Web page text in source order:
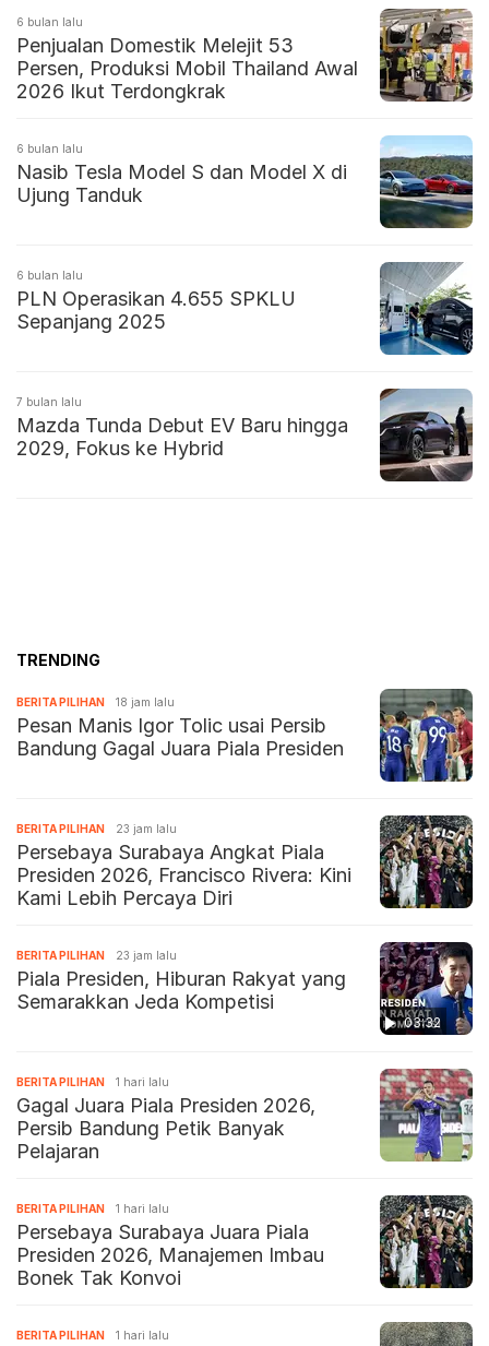
6 bulan lalu
Penjualan Domestik Melejit 53
Persen, Produksi Mobil Thailand Awal
2026 Ikut Terdongkrak
6 bulan lalu
Nasib Tesla Model S dan Model X di
Ujung Tanduk
6 bulan lalu
PLN Operasikan 4.655 SPKLU
Sepanjang 2025
7 bulan lalu
Mazda Tunda Debut EV Baru hingga
2029, Fokus ke Hybrid
TRENDING
BERITA PILIHAN 18 jam lalu
Pesan Manis Igor Tolic usai Persib
Bandung Gagal Juara Piala Presiden
BERITA PILIHAN 23 jam lalu
Persebaya Surabaya Angkat Piala
Presiden 2026, Francisco Rivera: Kini
Kami Lebih Percaya Diri
03:32
BERITA PILIHAN 23 jam lalu
Piala Presiden, Hiburan Rakyat yang
Semarakkan Jeda Kompetisi
BERITA PILIHAN 1 hari lalu
Gagal Juara Piala Presiden 2026,
Persib Bandung Petik Banyak
Pelajaran
BERITA PILIHAN 1 hari lalu
Persebaya Surabaya Juara Piala
Presiden 2026, Manajemen Imbau
Bonek Tak Konvoi
BERITA PILIHAN 1 hari lalu